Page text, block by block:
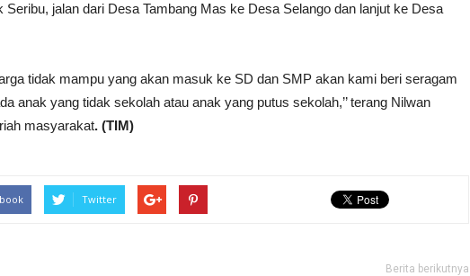
jalan dari Desa Tambang Mas ke Desa Selango dan lanjut ke Desa
tidak mampu yang akan masuk ke SD dan SMP akan kami beri seragam
anak yang tidak sekolah atau anak yang putus sekolah,’’ terang Nilwan
masyarakat. (TIM)
Twitter
Berita berikutnya